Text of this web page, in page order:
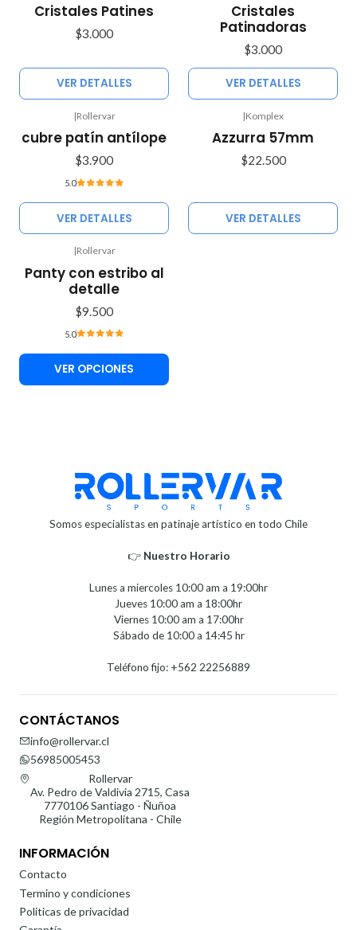
Cristales Patines
$3.000
VER DETALLES
Cristales
Patinadoras
$3.000
VER DETALLES
|Rollervar
cubre patín antílope
$3.900
5.0
VER DETALLES
|Komplex
Azzurra 57mm
$22.500
VER DETALLES
|Rollervar
Panty con estribo al
detalle
$9.500
5.0
VER OPCIONES
Somos especialistas en patinaje artístico en todo Chile
👉 Nuestro Horario⁣⁣
Lunes a miercoles 10:00 am a 19:00hr
Jueves 10:00 am a 18:00hr
Viernes 10:00 am a 17:00hr
Sábado de 10:00 a 14:45 hr
Teléfono fijo: +562 22256889
CONTÁCTANOS
info@rollervar.cl
56985005453
Rollervar
Av. Pedro de Valdivia 2715, Casa
7770106 Santiago - Ñuñoa
Región Metropolitana - Chile
INFORMACIÓN
Contacto
Termino y condiciones
Politicas de privacidad